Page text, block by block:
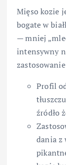
Mięso kozie
bogate w
— mniej
intensywny
Profil
źródło
dania z